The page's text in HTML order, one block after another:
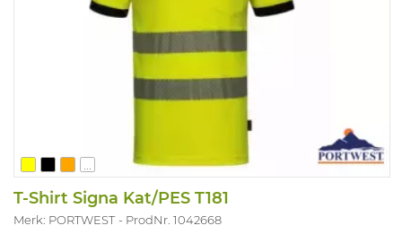
...
T-Shirt Signa Kat/PES T181
Merk: PORTWEST ProdNr. 1042668